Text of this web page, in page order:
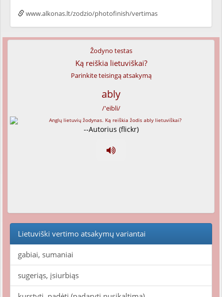
www.alkonas.lt/zodzio/photofinish/vertimas
Žodyno testas
Ką reiškia lietuviškai?
Parinkite teisingą atsakymą
ably
/'eibli/
--Autorius (flickr)
Lietuviški vertimo atsakymų variantai
gabiai, sumaniai
sugeriąs, įsiurbiąs